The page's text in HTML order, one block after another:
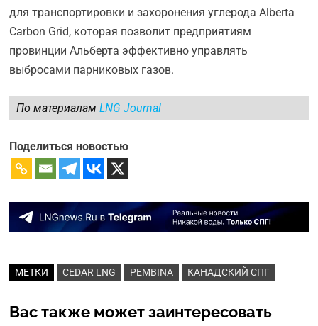
для транспортировки и захоронения углерода Alberta
Carbon Grid, которая позволит предприятиям
провинции Альберта эффективно управлять
выбросами парниковых газов.
По материаламLNG Journal
Поделиться новостью
МЕТКИ CEDAR LNG PEMBINA КАНАДСКИЙ СПГ
Вас также может заинтересовать